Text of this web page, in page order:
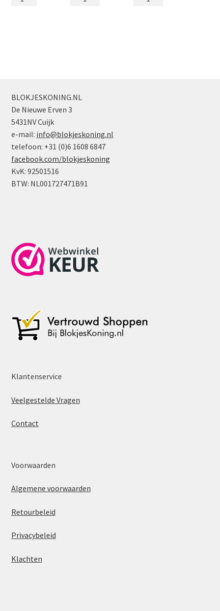
aantal
BLOKJESKONING.NL
De Nieuwe Erven 3
5431NV Cuijk
e-mail: info@blokjeskoning.nl
telefoon: +31 (0)6 1608 6847
facebook.com/blokjeskoning
KvK: 92501516
BTW: NL001727471B91
Klantenservice
Veelgestelde Vragen
Contact
Voorwaarden
Algemene voorwaarden
Retourbeleid
Privacybeleid
Klachten